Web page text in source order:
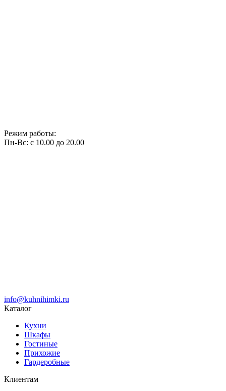
Режим работы:
Пн-Вс: с 10.00 до 20.00
info@kuhnihimki.ru
Каталог
Кухни
Шкафы
Гостиные
Прихожие
Гардеробные
Клиентам